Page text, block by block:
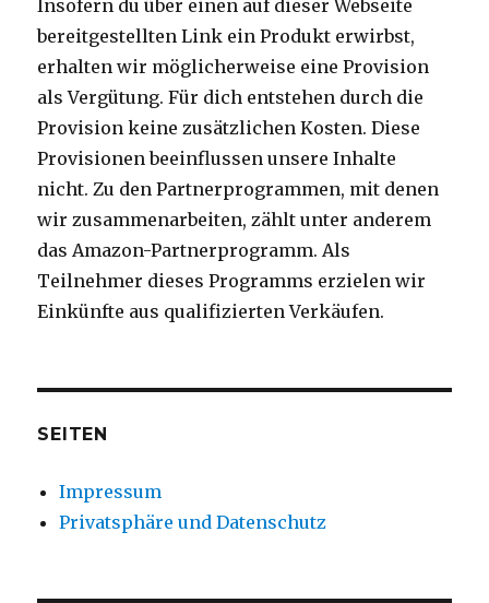
Insofern du über einen auf dieser Webseite
bereitgestellten Link ein Produkt erwirbst,
erhalten wir möglicherweise eine Provision
als Vergütung. Für dich entstehen durch die
Provision keine zusätzlichen Kosten. Diese
Provisionen beeinflussen unsere Inhalte
nicht. Zu den Partnerprogrammen, mit denen
wir zusammenarbeiten, zählt unter anderem
das Amazon-Partnerprogramm. Als
Teilnehmer dieses Programms erzielen wir
Einkünfte aus qualifizierten Verkäufen.
SEITEN
Impressum
Privatsphäre und Datenschutz